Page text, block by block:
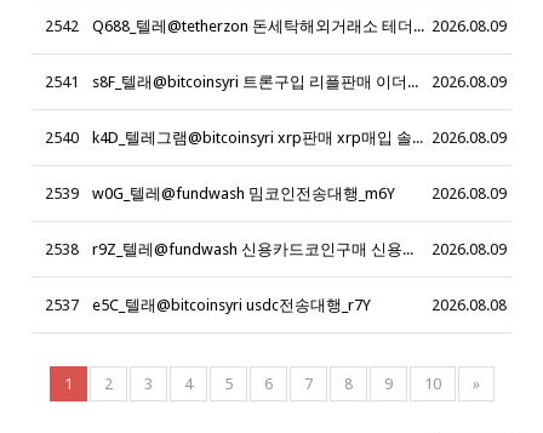
2542 Q688_텔레@tetherzon 돈세탁해외거래소 테더원화환전 돈세탁최저수수료 코인돈세탁 해외돈세탁 해외자금 세탁재테크 2026.08.09
2541 s8F_텔래@bitcoinsyri 트론구입 리플판매 이더리움 판매_z9K 2026.08.09
2540 k4D_텔레그램@bitcoinsyri xrp판매 xrp매입 솔라나매입 솔라나판매 솔라나현금화 sol현금화 리플현금화 리플코인판매 파이코인판매_g6R 2026.08.09
2539 w0G_텔레@fundwash 밈코인전송대행_m6Y 2026.08.09
2538 r9Z_텔레@fundwash 신용카드코인구매 신용카드코인대행_d3N 2026.08.09
2537 e5C_텔래@bitcoinsyri usdc전송대행_r7Y 2026.08.08
1 2 3 4 5 6 7 8 9 10 »